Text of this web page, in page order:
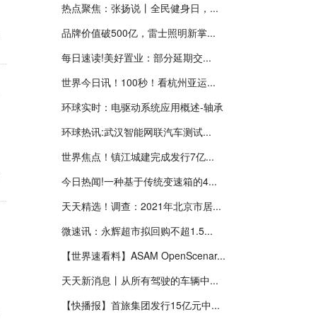
热点聚焦：张扬说丨全民健身日，...
品牌价值破500亿，雷士照明新掌...
每日速读!美好置业：部分延期交...
世界今日讯！100秒！看杭州亚运...
环球实时：电驱动系统应用概述-轴承
环球热讯:武汉智能网联汽车测试...
世界焦点！镇江城建完成发行7亿...
今日热闻!一种基于传统变速箱的4...
天天精选！调查：2021年北京市居...
微速讯：永辉超市拟回购不超1.5...
【世界速看料】ASAM OpenScenar...
天天新消息丨从所有驾驶的车辆中...
【快播报】首旅集团发行15亿元中...